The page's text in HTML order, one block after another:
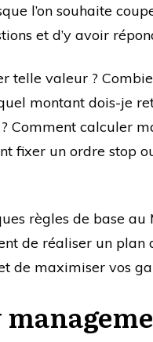
l’on souhaite
et d’y avoir
telle valeur ?
montant dois-je
Comment calculer
fixer un ordre stop
règles de base
de réaliser un
de maximiser vos